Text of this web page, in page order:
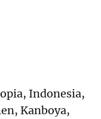
Indonesia,
Kanboya,